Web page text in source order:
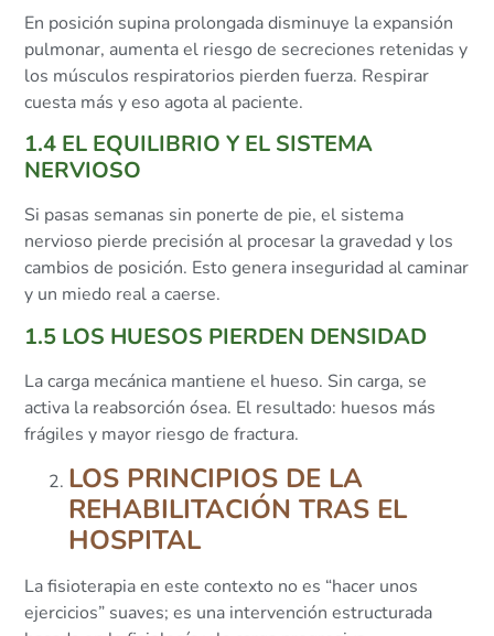
En posición supina prolongada disminuye la expansión
pulmonar, aumenta el riesgo de secreciones retenidas y
los músculos respiratorios pierden fuerza. Respirar
cuesta más y eso agota al paciente.
1.4 EL EQUILIBRIO Y EL SISTEMA
NERVIOSO
Si pasas semanas sin ponerte de pie, el sistema
nervioso pierde precisión al procesar la gravedad y los
cambios de posición. Esto genera inseguridad al caminar
y un miedo real a caerse.
1.5 LOS HUESOS PIERDEN DENSIDAD
La carga mecánica mantiene el hueso. Sin carga, se
activa la reabsorción ósea. El resultado: huesos más
frágiles y mayor riesgo de fractura.
LOS PRINCIPIOS DE LA
REHABILITACIÓN TRAS EL
HOSPITAL
La fisioterapia en este contexto no es “hacer unos
ejercicios” suaves; es una intervención estructurada